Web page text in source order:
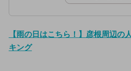
【雨の日はこちら！】彦根周辺の
キング